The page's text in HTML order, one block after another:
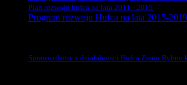
Plan rozwoju hufca na lata 2011 - 2015
Program rozwoju Hufca na lata 2015-2019
Sprawozdanie z działalności Hufca Ziemi